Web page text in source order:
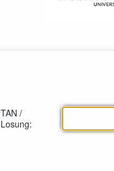
TAN /
Losung: